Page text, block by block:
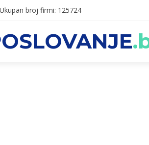
Ukupan broj firmi: 125724